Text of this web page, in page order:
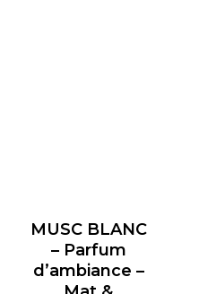
MUSC BLANC
– Parfum
d’ambiance –